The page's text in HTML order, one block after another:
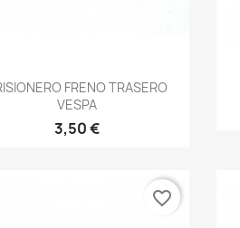
Vista rápida
FRENO TRASERO
VESPA
3,50 €
favorite_border